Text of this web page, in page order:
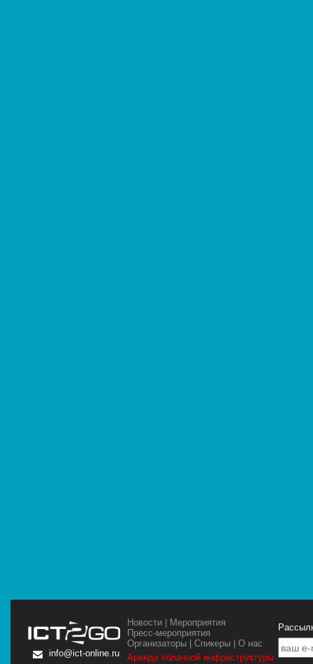
info@ict-online.ru
Новости
Мероприятия
Пресс-мероприятия
Организаторы |Спикеры |О нас
Аренда облачной инфраструктуры